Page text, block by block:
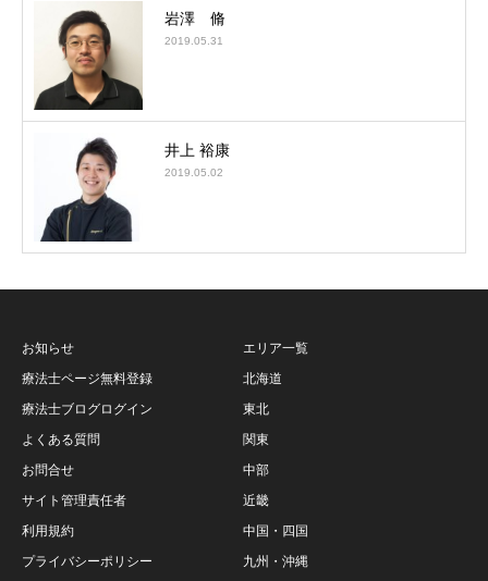
岩澤 脩
2019.05.31
井上 裕康
2019.05.02
お知らせ
療法士ページ無料登録
療法士ブログログイン
よくある質問
お問合せ
サイト管理責任者
利用規約
プライバシーポリシー
エリア一覧
北海道
東北
関東
中部
近畿
中国・四国
九州・沖縄